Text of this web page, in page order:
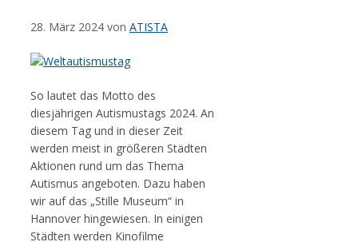
28. März 2024 von ATISTA
So lautet das Motto des
diesjährigen Autismustags 2024. An
diesem Tag und in dieser Zeit
werden meist in größeren Städten
Aktionen rund um das Thema
Autismus angeboten. Dazu haben
wir auf das „Stille Museum“ in
Hannover hingewiesen. In einigen
Städten werden Kinofilme